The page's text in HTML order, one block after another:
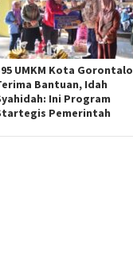
UMKM Kota Gorontalo
Bantuan, Idah
Ini Program
Pemerintah